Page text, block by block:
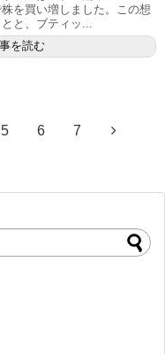
を買い増しました。この想
と、ブティッ...
を読む
5 6 7